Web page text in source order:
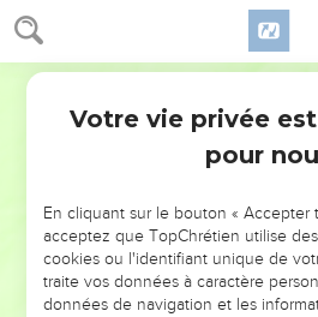
NE MANQUEZ PAS
DE
ET SI LEURS ERREURS
VOTRES ?
Votre vie privée
pour
En cliquant sur le bouton « Accepter
acceptez que TopChrétien utilise
cookies ou l'identifiant unique de
traite vos données à caractère
données de navigation et les